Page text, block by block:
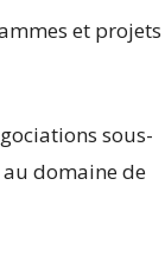
et projets
sous-
domaine de